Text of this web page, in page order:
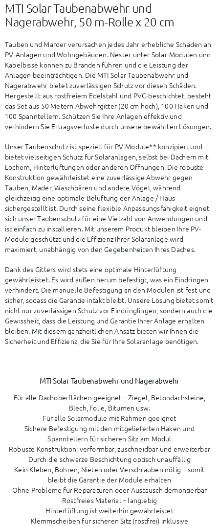
MTI Solar Taubenabwehr und
Nagerabwehr, 50 m-Rolle x 20 cm
Tauben und Marder verursachen jedes Jahr erhebliche Schäden an
PV-Anlagen und Wohngebäuden. Nester unter Solar-Modulen und
Kabelbisse können zu Bränden führen und die Leistung der
Anlagen beeinträchtigen. Die MTI Solar Taubenabwehr und
Nagerabwehr bietet zuverlässigen Schutz vor diesen Schäden.
Hergestellt aus rostfreiem Edelstahl und PVC-beschichtet, besteht
das Set aus 50 Metern Abwehrgitter (20 cm hoch), 100 Haken und
100 Spanntellern. Schützen Sie Ihre Anlagen effektiv und
verhindern Sie Ertragsverluste durch unsere bewährten Lösungen.
Unser Taubenschutz ist speziell für PV-Module** konzipiert und
bietet vielseitigen Schutz für Solaranlagen, selbst bei Dächern mit
Löchern, Hinterlüftungen oder anderen Öffnungen. Die robuste
Konstruktion gewährleistet eine zuverlässige Abwehr gegen
Tauben, Mader,Waschbären und andere Vögel, während
gleichzeitig eine optimale Belüftung der Anlage / Haus
sichergestellt ist. Durch seine flexible Anpassungsfähigkeit eignet
sich unser Taubenschutz für eine Vielzahl von Anwendungen und
ist einfach zu installieren. Mit unserem Produkt bleiben Ihre PV-
Module geschützt und die Effizienz Ihrer Solaranlage wird
maximiert, unabhängig von den Gegebenheiten Ihres Daches.
Dank des Gitters wird stets eine optimale Hinterlüftung
gewährleistet. Es wird außen herum befestigt, was ein Eindringen
verhindert. Die manuelle Befestigung an den Modulen ist fest und
sicher, sodass die Garantie intakt bleibt. Unsere Lösung bietet somit
nicht nur zuverlässigen Schutz vor Eindringlingen, sondern auch die
Gewissheit, dass die Leistung und Garantie Ihrer Anlage erhalten
bleiben. Mit diesem ganzheitlichen Ansatz bieten wir Ihnen die
Sicherheit und Effizienz, die Sie für Ihre Solaranlage benötigen.
MTI Solar Taubenabwehr und Nagerabwehr
Für alle Dachoberflächen geeignet – Ziegel, Betondachsteine,
Blech, Folie, Bitumen usw.
Für alle Solarmodule mit Rahmen geeignet
Sichere Befestigung mit den mitgelieferten Haken und
Spanntellern für sicheren Sitz am Modul
Robuste Konstruktion; verformbar, zuschneidbar und erweiterbar
Durch die schwarze Beschichtung optisch unauffällig
Kein Kleben, Bohren, Nieten oder Verschrauben nötig – somit
bleibt die Garantie der Module erhalten
Ohne Probleme für Reparaturen oder Austausch demontierbar
Rostfreies Material – langlebig
Hinterlüftung ist weiterhin gewährleistet
Klemmscheiben für sicheren Sitz (rostfrei) inklusive